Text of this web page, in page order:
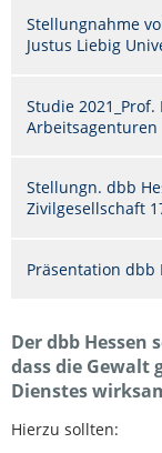
Stellungnahme
Justus Liebig
Studie
Arbeitsagenturen
Stellungn. dbb
Zivilgesellschaft
Präsentation dbb
Der dbb
dass die Gewalt
Dienstes
Hierzu sollten: